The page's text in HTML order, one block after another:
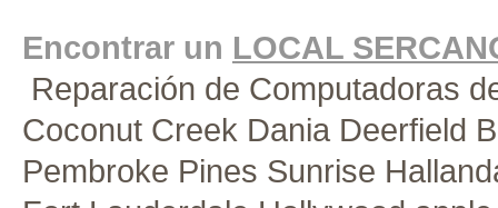
Encontrar un LOCAL
Reparación de Computadoras
Coconut Creek Dania Deerfield
Pembroke Pines Sunrise